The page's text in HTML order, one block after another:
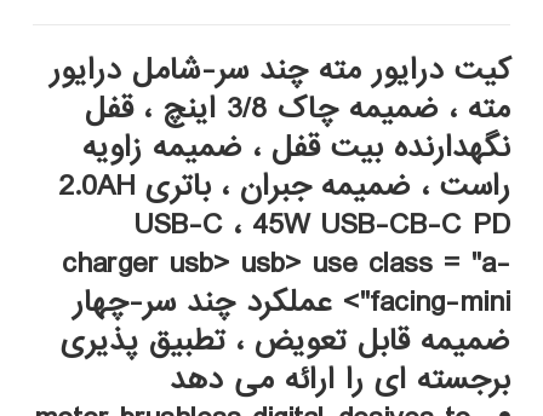
کیت درایور مته چند سر-شامل درایور
مته ، ضمیمه چاک 3/8 اینچ ، قفل
نگهدارنده بیت قفل ، ضمیمه زاویه
راست ، ضمیمه جبران ، باتری 2.0AH
USB-C ، 45W USB-CB-C PD
charger usb> usb> use class = "a-
facing-mini">
عملکرد چند سر-چهار
ضمیمه قابل تعویض ، تطبیق پذیری
برجسته ای را ارائه می دهد